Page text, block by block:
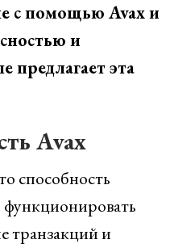
с помощью Avax и
и
предлагает эта
Avax
способность
транзакций и